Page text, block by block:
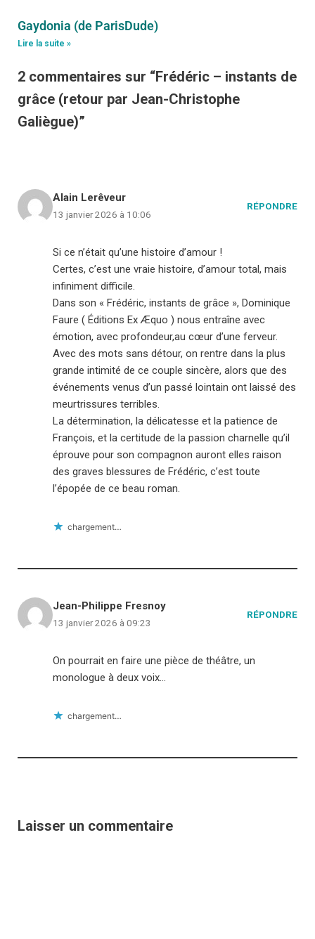
Gaydonia (de ParisDude)
Lire la suite »
2 commentaires sur “Frédéric – instants de
grâce (retour par Jean-Christophe
Galiègue)”
Alain Lerêveur
13 janvier 2026 à 10:06
RÉPONDRE
Si ce n’était qu’une histoire d’amour !
Certes, c’est une vraie histoire, d’amour total, mais
infiniment difficile.
Dans son « Frédéric, instants de grâce », Dominique
Faure ( Éditions Ex Æquo ) nous entraîne avec
émotion, avec profondeur,au cœur d’une ferveur.
Avec des mots sans détour, on rentre dans la plus
grande intimité de ce couple sincère, alors que des
événements venus d’un passé lointain ont laissé des
meurtrissures terribles.
La détermination, la délicatesse et la patience de
François, et la certitude de la passion charnelle qu’il
éprouve pour son compagnon auront elles raison
des graves blessures de Frédéric, c’est toute
l’épopée de ce beau roman.
chargement…
Jean-Philippe Fresnoy
13 janvier 2026 à 09:23
RÉPONDRE
On pourrait en faire une pièce de théâtre, un
monologue à deux voix…
chargement…
Laisser un commentaire